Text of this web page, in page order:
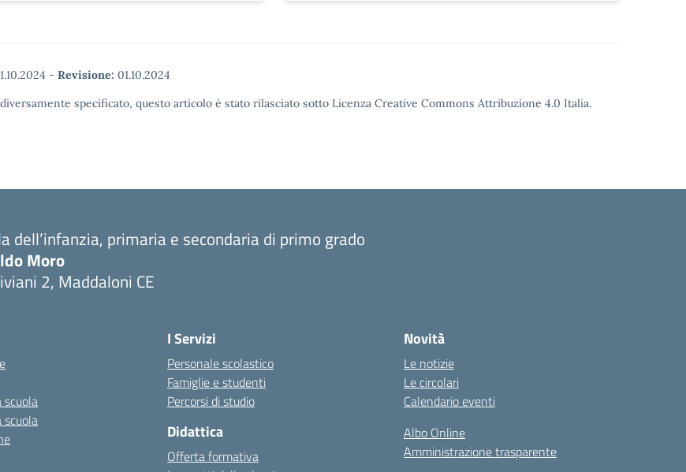
- Revisione: 01.10.2024
specificato, questo articolo è stato rilasciato sotto Licenza Creative Commons Attribuzione 4.0 Italia.
dell’infanzia, primaria e secondaria di primo grado
Moro
2, Maddaloni CE
scuola
scuola
I Servizi
Personale scolastico
Famiglie e studenti
Percorsi di studio
Didattica
Offerta formativa
Novità
Le notizie
Le circolari
Calendario eventi
Albo Online
Amministrazione trasparente